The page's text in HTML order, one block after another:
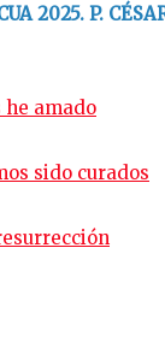
2025. P.
he amado
sido curados